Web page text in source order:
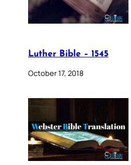
Luther Bible – 1545
October 17, 2018